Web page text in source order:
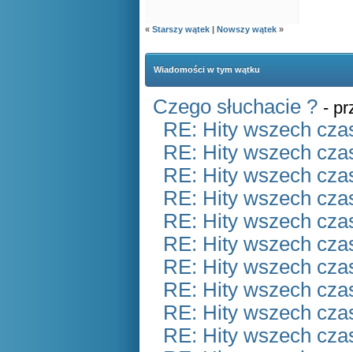
« Starszy wątek | Nowszy wątek »
Wiadomości w tym wątku
Czego słuchacie ? -
RE: Hity wszech
RE: Hity wszech
RE: Hity wszech
RE: Hity wszech
RE: Hity wszech
RE: Hity wszech
RE: Hity wszech
RE: Hity wszech
RE: Hity wszech
RE: Hity wszech